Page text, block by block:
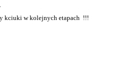
kciuki w kolejnych etapach !!!